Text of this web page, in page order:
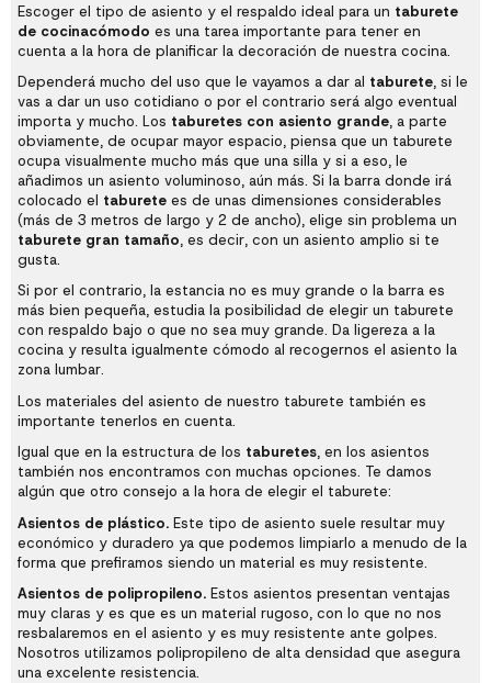
Escoger el tipo de asiento y el respaldo ideal para un taburete
de cocinacómodo es una tarea importante para tener en
cuenta a la hora de planificar la decoración de nuestra cocina.
Dependerá mucho del uso que le vayamos a dar al taburete, si le
vas a dar un uso cotidiano o por el contrario será algo eventual
importa y mucho. Los taburetes con asiento grande, a parte
obviamente, de ocupar mayor espacio, piensa que un taburete
ocupa visualmente mucho más que una silla y si a eso, le
añadimos un asiento voluminoso, aún más. Si la barra donde irá
colocado el taburete es de unas dimensiones considerables
(más de 3 metros de largo y 2 de ancho), elige sin problema un
taburete gran tamaño, es decir, con un asiento amplio si te
gusta.
Si por el contrario, la estancia no es muy grande o la barra es
más bien pequeña, estudia la posibilidad de elegir un taburete
con respaldo bajo o que no sea muy grande. Da ligereza a la
cocina y resulta igualmente cómodo al recogernos el asiento la
zona lumbar.
Los materiales del asiento de nuestro taburete también es
importante tenerlos en cuenta.
Igual que en la estructura de los taburetes, en los asientos
también nos encontramos con muchas opciones. Te damos
algún que otro consejo a la hora de elegir el taburete:
Asientos de plástico.Este tipo de asiento suele resultar muy
económico y duradero ya que podemos limpiarlo a menudo de la
forma que prefiramos siendo un material es muy resistente.
Asientos de polipropileno.Estos asientos presentan ventajas
muy claras y es que es un material rugoso, con lo que no nos
resbalaremos en el asiento y es muy resistente ante golpes.
Nosotros utilizamos polipropileno de alta densidad que asegura
una excelente resistencia.